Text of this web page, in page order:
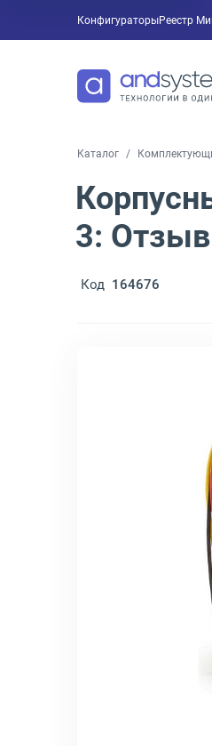
КонфигураторыРеестр
Каталог
3:
Код 164676